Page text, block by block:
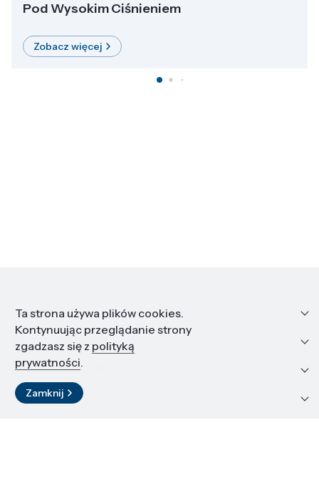
Pod Wysokim Ciśnieniem
Zobacz więcej
Informacje
Edukacja i kariera
Zasoby i materiały
Kontakt
Ta strona używa plików cookies.
Kontynuując przeglądanie strony
zgadzasz się z polityką
prywatności.
Zamknij